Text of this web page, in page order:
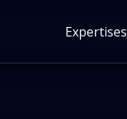
Expertises